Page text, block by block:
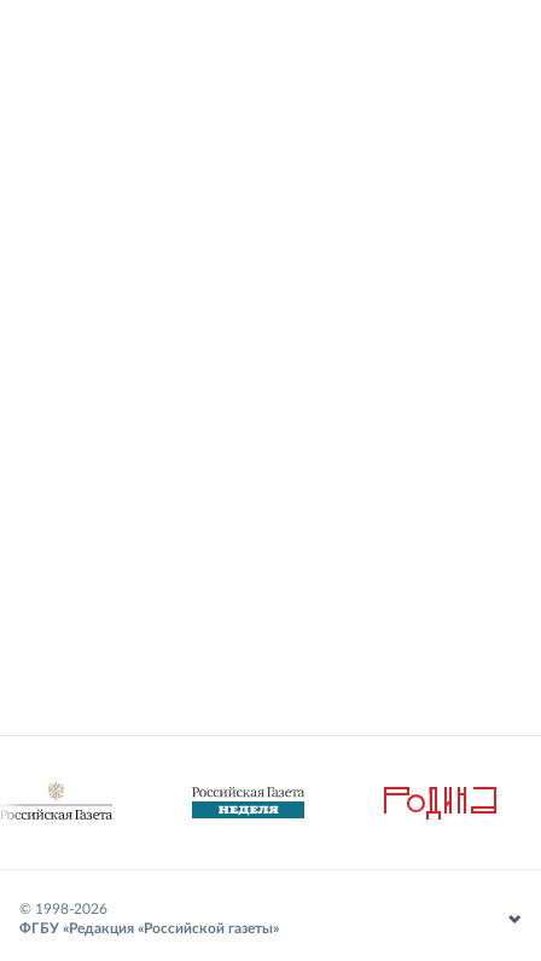
© 1998-2026
ФГБУ «Редакция «Российской газеты»